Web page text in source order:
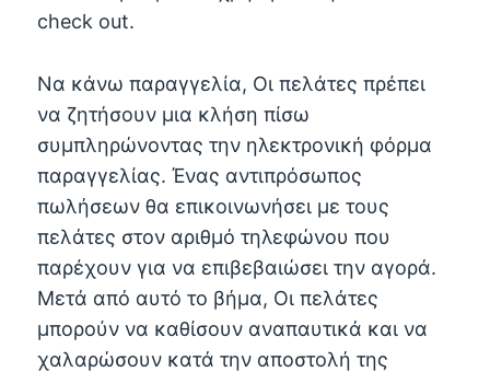
check out.
Να κάνω παραγγελία, Οι πελάτες πρέπει
να ζητήσουν μια κλήση πίσω
συμπληρώνοντας την ηλεκτρονική φόρμα
παραγγελίας. Ένας αντιπρόσωπος
πωλήσεων θα επικοινωνήσει με τους
πελάτες στον αριθμό τηλεφώνου που
παρέχουν για να επιβεβαιώσει την αγορά.
Μετά από αυτό το βήμα, Οι πελάτες
μπορούν να καθίσουν αναπαυτικά και να
χαλαρώσουν κατά την αποστολή της